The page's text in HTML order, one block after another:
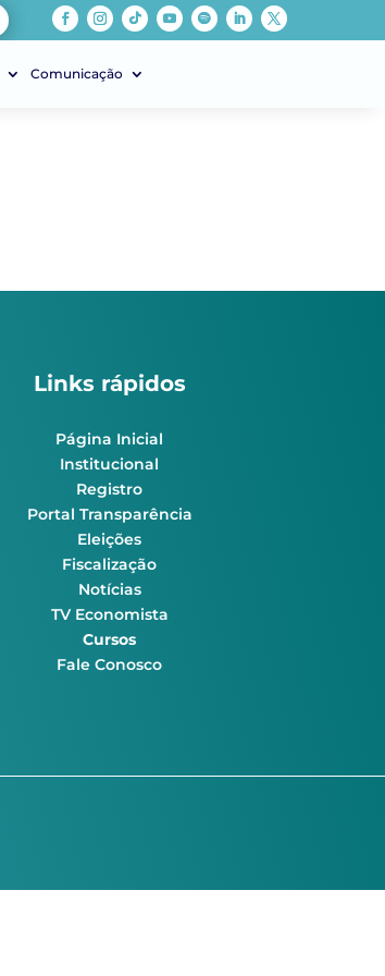
Comunicação
Links rápidos
Página Inicial
Institucional
Registro
Portal Transparência
Eleições
Fiscalização
Notícias
TV Economista
Cursos
Fale Conosco